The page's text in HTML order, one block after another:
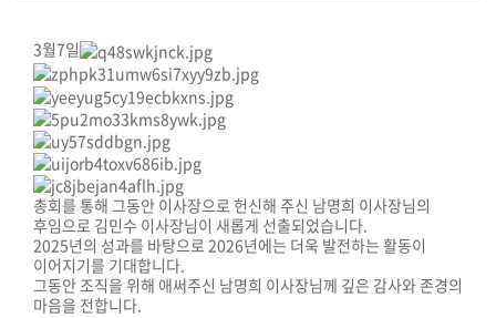
3월7일
총회를 통해 그동안 이사장으로 헌신해 주신 남명희 이사장님의
후임으로 김민수 이사장님이 새롭게 선출되었습니다.
2025년의 성과를 바탕으로 2026년에는 더욱 발전하는 활동이
이어지기를 기대합니다.
그동안 조직을 위해 애써주신 남명희 이사장님께 깊은 감사와 존경의
마음을 전합니다.